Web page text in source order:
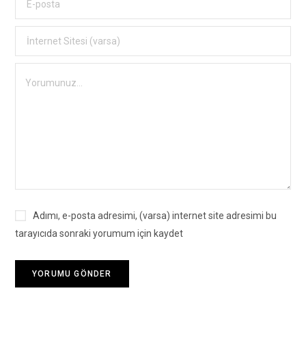
Adımı, e-posta adresimi, (varsa) internet site adresimi bu
tarayıcıda sonraki yorumum için kaydet